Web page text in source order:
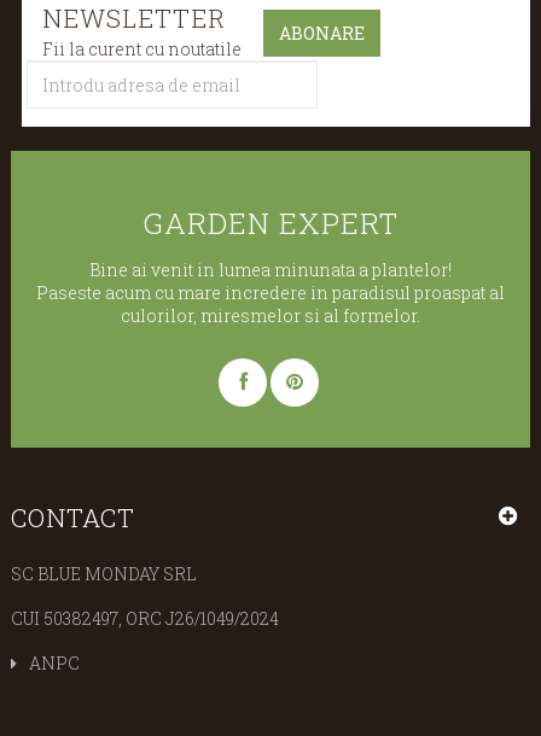
NEWSLETTER
Fii la curent cu noutatile
GARDEN EXPERT
Bine ai venit in lumea minunata a plantelor!
Paseste acum cu mare incredere in paradisul proaspat al
culorilor, miresmelor si al formelor.
CONTACT
SC BLUE MONDAY SRL
CUI 50382497, ORC J26/1049/2024
ANPC